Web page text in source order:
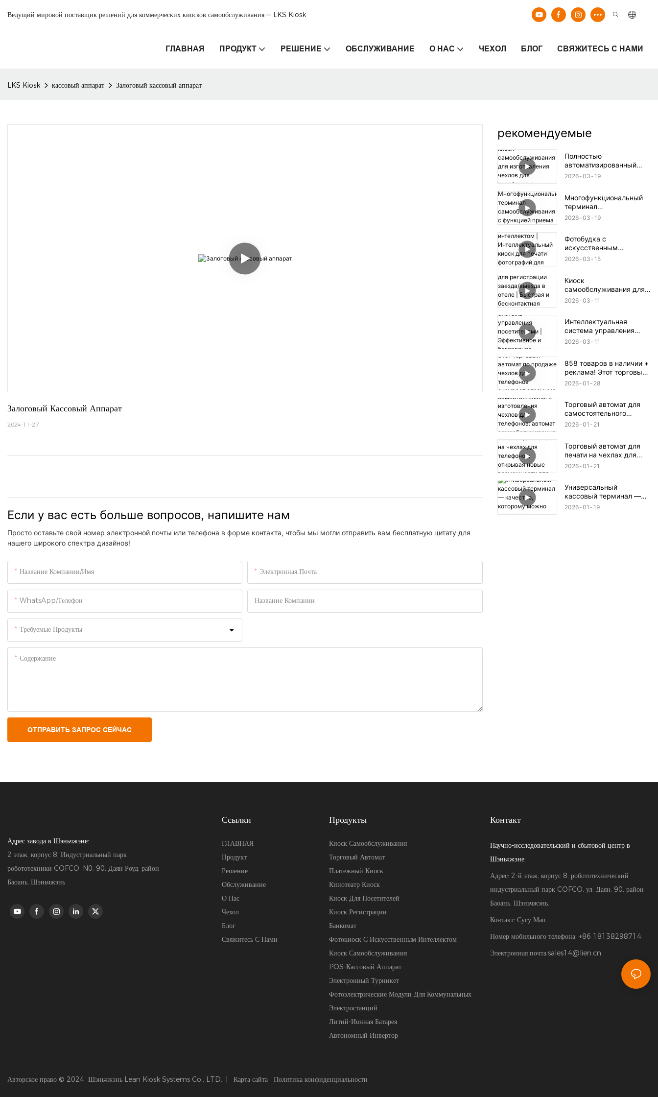
Ведущий мировой поставщик решений для коммерческих киосков самообслуживания — LKS Kiosk
ГЛАВНАЯ ПРОДУКТ РЕШЕНИЕ ОБСЛУЖИВАНИЕ О НАС ЧЕХОЛ БЛОГ СВЯЖИТЕСЬ С НАМИ
LKS Kiosk кассовый аппарат Залоговый кассовый аппарат
Залоговый Кассовый Аппарат
2024-11-27
Если у вас есть больше вопросов, напишите нам
Просто оставьте свой номер электронной почты или телефона в форме контакта, чтобы мы могли отправить вам бесплатную цитату для
нашего широкого спектра дизайнов!
Название Компании/Имя Электронная Почта
WhatsApp/Телефон Название Компании
Требуемые Продукты
Содержание
ОТПРАВИТЬ ЗАПРОС СЕЙЧАС
рекомендуемые
Полностью
автоматизированный
киоск
телефонов с
индивидуальной
печатью.
2026 03 19
Многофункциональный
терминал
самообслуживания с
2026 03 19
Фотобудка с
искусственным
интеллектом |
для мероприятий и
розничной торговли
2026 03 15
Киоск
самообслуживания для
регистрации заезда/
бесконтактная
регистрация заезда/
выезда
2026 03 11
Интеллектуальная
система управления
посетителями |
регистрации
2026 03 11
858 товаров в наличии +
реклама! Этот торговый
автомат по продаже
возможности для
бизнеса.
2026 01 28
Торговый автомат для
самостоятельного
изготовления чехлов для
изготовление в один
клик.
2026 01 21
Торговый автомат для
печати на чехлах для
телефонов: открывая
2026 01 21
Универсальный
кассовый терминал —
качество, которому
2026 01 19
Адрес завода в Шэньчжэне:
2 этаж, корпус 8, Индустриальный парк
робототехники COFCO, N0. 90, Даян Роуд, район
Баоань, Шэньчжэнь
Ссылки
ГЛАВНАЯ
Продукт
Решение
Обслуживание
О Нас
Чехол
Блог
Свяжитесь С Нами
Продукты
Киоск Самообслуживания
Торговый Автомат
Платежный Киоск
Кинотеатр Киоск
Киоск Для Посетителей
Киоск Регистрации
Банкомат
Фотокиоск С Искусственным Интеллектом
Киоск Самообслуживания
POS-Кассовый Аппарат
Электронный Турникет
Фотоэлектрические Модули Для Коммунальных
Электростанций
Литий-Ионная Батарея
Автономный Инвертор
Контакт
Научно-исследовательский и сбытовой центр в
Шэньчжэне:
Адрес: 2-й этаж, корпус 8, робототехнический
индустриальный парк COFCO, ул. Даян, 90, район
Баоань, Шэньчжэнь.
Контакт: Сусу Мао
Номер мобильного телефона: +86 18138298714
Электронная почта:sales14@lien.cn
Авторское право © 2024 Шэньчжэнь Lean Kiosk Systems Co., LTD. | Карта сайта Политика конфиденциальности